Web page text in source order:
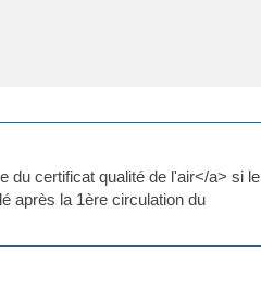
du certificat qualité de l'air</a> si le
après la 1ère circulation du